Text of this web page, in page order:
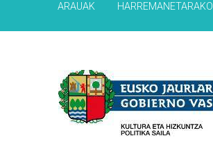
ARAUAK HARREMANETARAKO